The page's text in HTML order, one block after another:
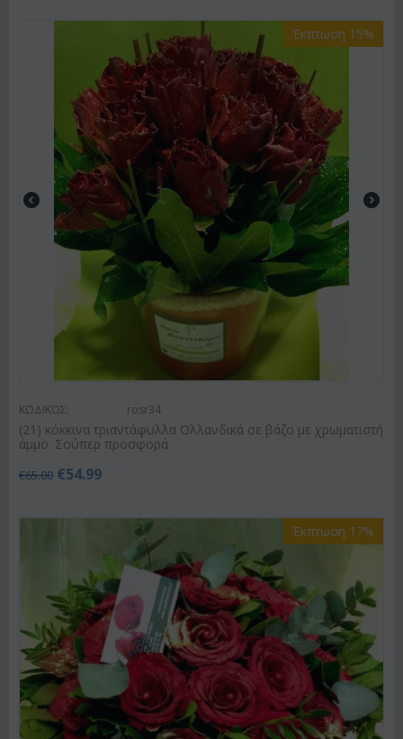
Έκπτωση 15%
ΚΩΔΙΚΟΣ: rosr34
(21) κόκκινα τριαντάφυλλα Ολλανδικά σε βάζο με χρωματιστή
άμμο. Σούπερ προσφορά.
€65.00 €54.99
Έκπτωση 17%